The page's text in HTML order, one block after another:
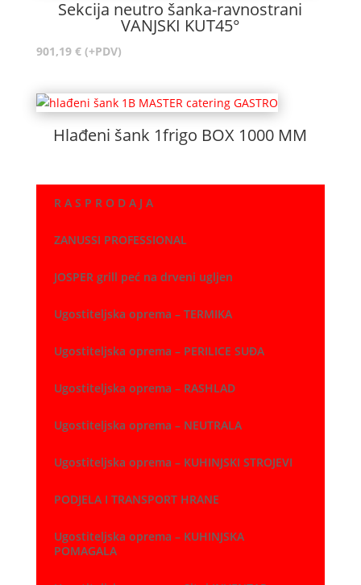
Sekcija neutro šanka-ravnostrani
VANJSKI KUT45°
901,19 € (+PDV)
Hlađeni šank 1frigo BOX 1000 MM
R A S P R O D A J A
ZANUSSI PROFESSIONAL
JOSPER grill peć na drveni ugljen
Ugostiteljska oprema – TERMIKA
Ugostiteljska oprema – PERILICE SUĐA
Ugostiteljska oprema – RASHLAD
Ugostiteljska oprema – NEUTRALA
Ugostiteljska oprema – KUHINJSKI STROJEVI
PODJELA I TRANSPORT HRANE
Ugostiteljska oprema – KUHINJSKA
POMAGALA